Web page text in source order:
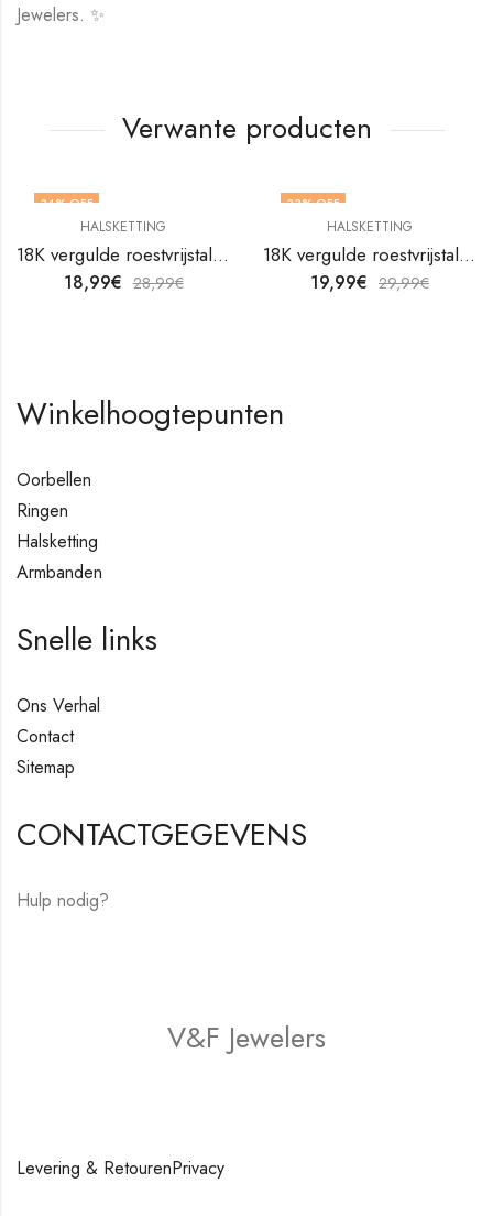
Jewelers. ✨
Verwante producten
34% OFF
HALSKETTING
18K vergulde roestvrijstalen halsketting van V&F Juweliers
18,99€ 28,99€
33% OFF
HALSKETTING
18K vergulde roestvrijstalen halsketting van V&F Juweliers
19,99€ 29,99€
Winkelhoogtepunten
Oorbellen
Ringen
Halsketting
Armbanden
Snelle links
Ons Verhal
Contact
Sitemap
CONTACTGEGEVENS
Hulp nodig?
V&F Jewelers
Levering & RetourenPrivacy